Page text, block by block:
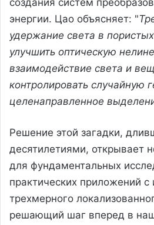
создания систем
энергии. Цао объясняет: "
удержание света в
улучшить оптическую
взаимодействие света и
контролировать случайную
целенаправленное
Решение этой загадки,
десятилетиями, открывает
для фундаментальных
практических приложений с
трехмерного
решающий шаг вперед в